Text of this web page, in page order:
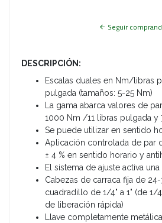
Seguir
DESCRIPCIÓN:
Escalas duales en Nm/libras
pulgada (tamaños: 5-25 Nm)
La gama abarca valores de
1000 Nm /11 libras pulgada y
Se puede utilizar en sentido
Aplicación controlada de par
± 4 % en sentido horario y
El sistema de ajuste activa
Cabezas de carraca fija de
cuadradillo de 1/4" a 1" (de 1/
de liberación rápida)
Llave completamente